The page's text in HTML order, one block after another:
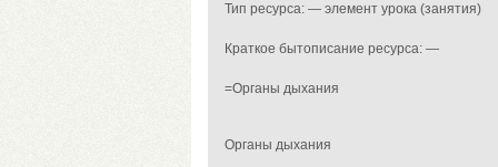
Тип ресурса: — элемент урока (занятия)
Краткое бытописание ресурса: —
=Органы дыхания
Органы дыхания